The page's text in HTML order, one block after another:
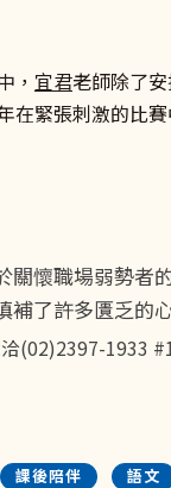
， 宜君老師除了
在緊張刺激的比
關懷職場弱勢者
了許多匱乏的
(02)2397-1933
課後陪伴 語文